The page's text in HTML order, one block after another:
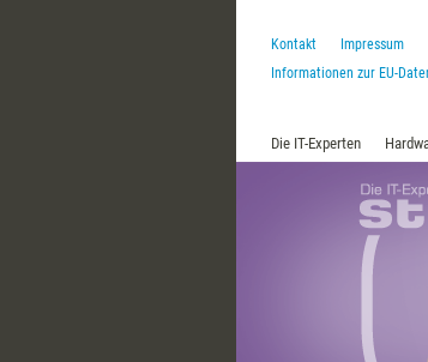
Kontakt Impressum
Informationen zur EU-
Die IT-Experten